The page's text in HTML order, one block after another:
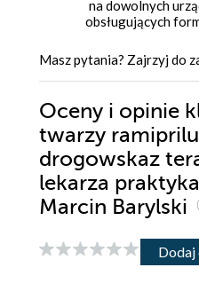
na dowolnych
obsługujących
Masz pytania? Zajrzyj do
Oceny i opinie
twarzy
drogowskaz
lekarza
Marcin Barylski
Dodaj